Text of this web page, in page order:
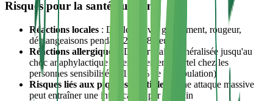
Risques pour la santé humaine
Réactions locales : Douleur vive, gonflement, rougeur,
démangeaisons pendant 24 à 48 heures
Réactions allergiques
: De l'urticaire généralisée jusqu'au
choc anaphylactique potentiellement mortel chez les
personnes sensibilisées (1 à 3% de la population)
Risques liés aux piqûres multiples
: Une attaque massive
peut entraîner une intoxication par le venin